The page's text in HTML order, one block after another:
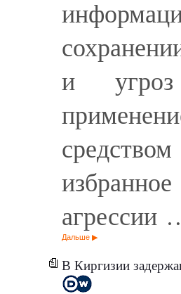
и
агрессии
Дальше
В Киргизии